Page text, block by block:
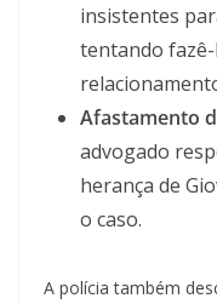
insistentes
tentando
Afastamento
advogado
herança de
o caso.
A polícia também